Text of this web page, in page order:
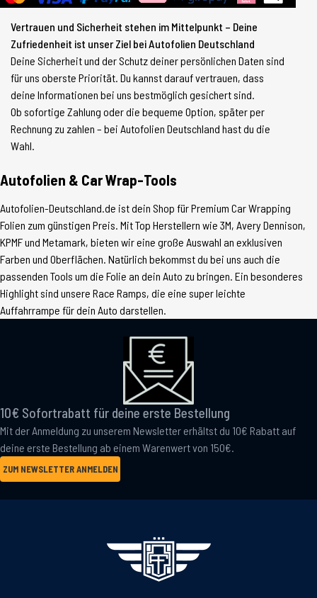
Vertrauen und Sicherheit stehen im Mittelpunkt – Deine
Zufriedenheit ist unser Ziel bei Autofolien Deutschland
Deine Sicherheit und der Schutz deiner persönlichen Daten sind
für uns oberste Priorität. Du kannst darauf vertrauen, dass
deine Informationen bei uns bestmöglich gesichert sind.
Ob sofortige Zahlung oder die bequeme Option, später per
Rechnung zu zahlen – bei Autofolien Deutschland hast du die
Wahl.
Autofolien & Car Wrap-Tools
Autofolien-Deutschland.de ist dein Shop für Premium Car Wrapping
Folien zum günstigen Preis. Mit Top Herstellern wie 3M, Avery Dennison,
KPMF und Metamark, bieten wir eine große Auswahl an exklusiven
Farben und Oberflächen. Natürlich bekommst du bei uns auch die
passenden Tools um die Folie an dein Auto zu bringen. Ein besonderes
Highlight sind unsere Race Ramps, die eine super leichte
Auffahrrampe für dein Auto darstellen.
10€ Sofortrabatt für deine erste Bestellung
Mit der Anmeldung zu unserem Newsletter erhältst du 10€ Rabatt auf
deine erste Bestellung ab einem Warenwert von 150€.
ZUM NEWSLETTER ANMELDEN